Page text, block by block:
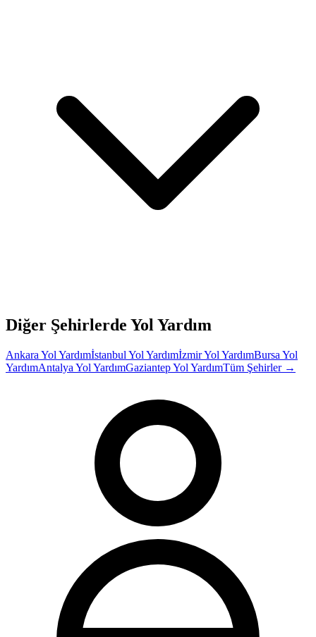
Diğer Şehirlerde Yol Yardım
Ankara Yol Yardımİstanbul Yol YardımİzmirYol YardımBursa Yol
YardımAntalya Yol YardımGaziantepYol YardımTüm Şehirler →